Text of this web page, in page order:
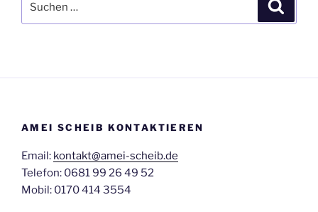
nach:
AMEI SCHEIB KONTAKTIEREN
Email: kontakt@amei-scheib.de
Telefon: 0681 99 26 49 52
Mobil: 0170 414 3554